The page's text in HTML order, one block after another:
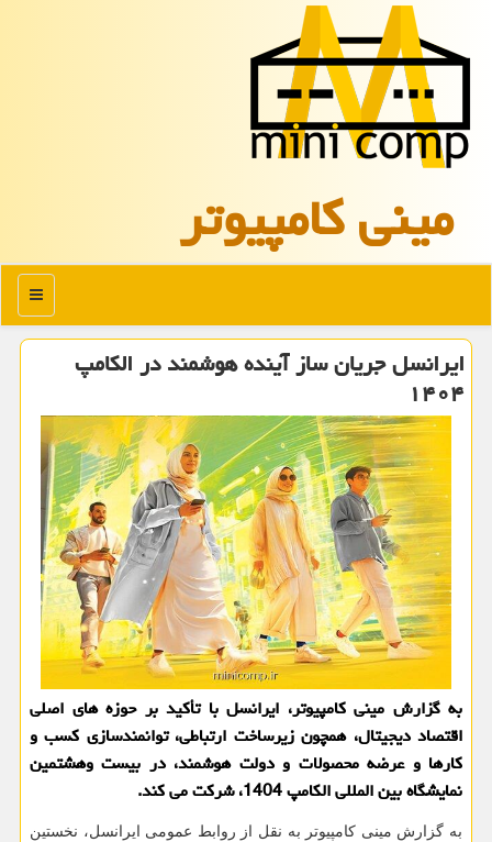
مینی كامپیوتر
منو
ایرانسل جریان ساز آینده هوشمند در الکامپ
۱۴۰۴
به گزارش مینی کامپیوتر، ایرانسل با تأکید بر حوزه های اصلی
اقتصاد دیجیتال، همچون زیرساخت ارتباطی، توانمندسازی کسب و
کارها و عرضه محصولات و دولت هوشمند، در بیست وهشتمین
نمایشگاه بین المللی الکامپ 1404، شرکت می کند.
به گزارش مینی کامپیوتر به نقل از روابط عمومی ایرانسل، نخستین